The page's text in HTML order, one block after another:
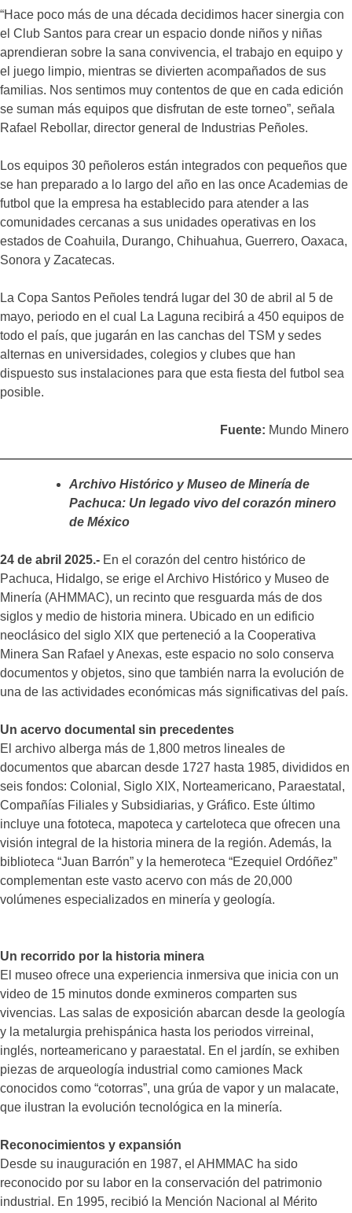
“Hace poco más de una década decidimos hacer sinergia con
el Club Santos para crear un espacio donde niños y niñas
aprendieran sobre la sana convivencia, el trabajo en equipo y
el juego limpio, mientras se divierten acompañados de sus
familias. Nos sentimos muy contentos de que en cada edición
se suman más equipos que disfrutan de este torneo”, señala
Rafael Rebollar, director general de Industrias Peñoles.
Los equipos 30 peñoleros están integrados con pequeños que
se han preparado a lo largo del año en las once Academias de
futbol que la empresa ha establecido para atender a las
comunidades cercanas a sus unidades operativas en los
estados de Coahuila, Durango, Chihuahua, Guerrero, Oaxaca,
Sonora y Zacatecas.
La Copa Santos Peñoles tendrá lugar del 30 de abril al 5 de
mayo, periodo en el cual La Laguna recibirá a 450 equipos de
todo el país, que jugarán en las canchas del TSM y sedes
alternas en universidades, colegios y clubes que han
dispuesto sus instalaciones para que esta fiesta del futbol sea
posible.
Fuente: Mundo Minero
Archivo Histórico y Museo de Minería de
Pachuca: Un legado vivo del corazón minero
de México
24 de abril 2025.- En el corazón del centro histórico de
Pachuca, Hidalgo, se erige el Archivo Histórico y Museo de
Minería (AHMMAC), un recinto que resguarda más de dos
siglos y medio de historia minera. Ubicado en un edificio
neoclásico del siglo XIX que perteneció a la Cooperativa
Minera San Rafael y Anexas, este espacio no solo conserva
documentos y objetos, sino que también narra la evolución de
una de las actividades económicas más significativas del país.
Un acervo documental sin precedentes
El archivo alberga más de 1,800 metros lineales de
documentos que abarcan desde 1727 hasta 1985, divididos en
seis fondos: Colonial, Siglo XIX, Norteamericano, Paraestatal,
Compañías Filiales y Subsidiarias, y Gráfico. Este último
incluye una fototeca, mapoteca y carteloteca que ofrecen una
visión integral de la historia minera de la región. Además, la
biblioteca “Juan Barrón” y la hemeroteca “Ezequiel Ordóñez”
complementan este vasto acervo con más de 20,000
volúmenes especializados en minería y geología.
Un recorrido por la historia minera
El museo ofrece una experiencia inmersiva que inicia con un
video de 15 minutos donde exmineros comparten sus
vivencias. Las salas de exposición abarcan desde la geología
y la metalurgia prehispánica hasta los periodos virreinal,
inglés, norteamericano y paraestatal. En el jardín, se exhiben
piezas de arqueología industrial como camiones Mack
conocidos como “cotorras”, una grúa de vapor y un malacate,
que ilustran la evolución tecnológica en la minería.
Reconocimientos y expansión
Desde su inauguración en 1987, el AHMMAC ha sido
reconocido por su labor en la conservación del patrimonio
industrial. En 1995, recibió la Mención Nacional al Mérito